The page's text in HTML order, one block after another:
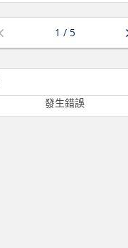
1 / 5
發生錯誤